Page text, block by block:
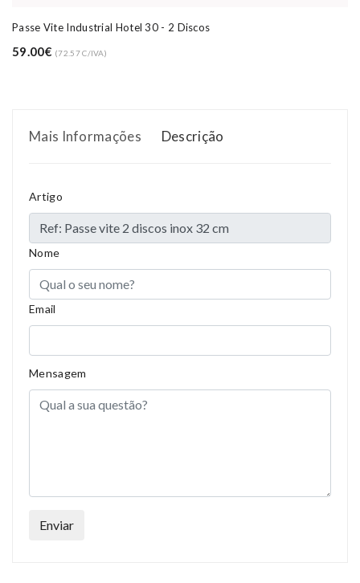
Passe Vite Industrial Hotel 30 - 2 Discos
59.00€ (72.57 C/IVA)
Mais Informações Descrição
Artigo
Nome
Email
Mensagem
Enviar